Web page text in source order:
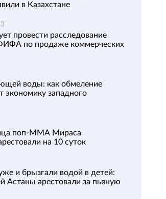
в Казахстане
провести расследование
по продаже коммерческих
воды: как обмеление
экономику западного
поп-ММА Мираса
на 10 суток
и брызгали водой в детей:
Астаны арестовали за пьяную